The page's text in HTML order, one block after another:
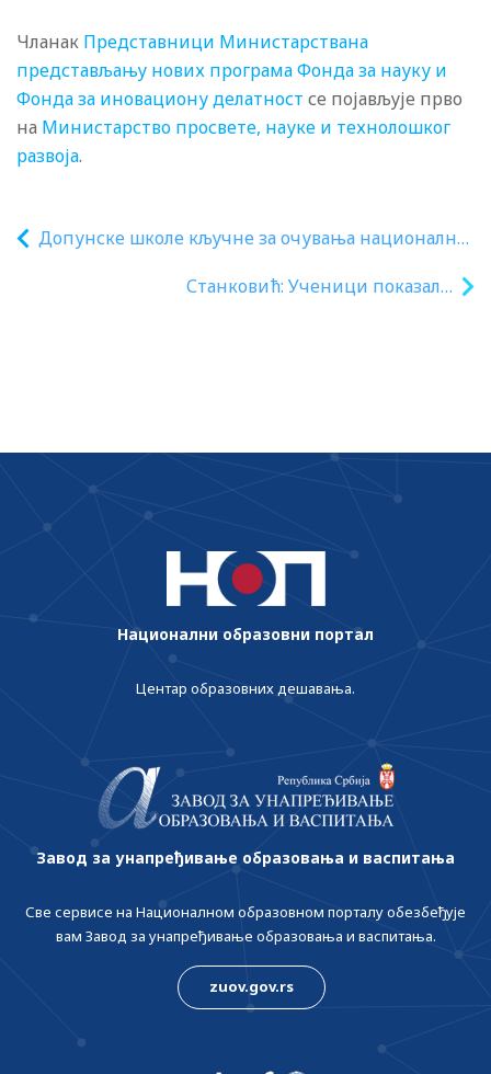
Чланак Представници Министарствана
представљању нових програма Фонда за науку и
Фонда за иновациону делатност се појављује прво
на Министарство просвете, науке и технолошког
развоја.
Допунске школе кључне за очувања националног
Станковић: Ученици показали
Национални образовни портал
Центар образовних дешавања.
Завод за унапређивање образовања и васпитања
Све сервисе на Националном образовном порталу обезбеђује
вам Завод за унапређивање образовања и васпитања.
zuov.gov.rs